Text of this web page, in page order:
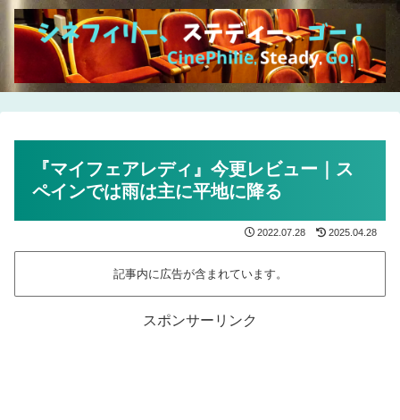
『マイフェアレディ』今更レビュー｜ス
ペインでは雨は主に平地に降る
2022.07.28 2025.04.28
記事内に広告が含まれています。
スポンサーリンク